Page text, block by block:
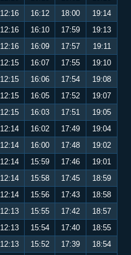
12:16 16:12 18:00
19:14
12:16 16:10 17:59
19:13
12:16 16:09 17:57
19:11
12:15 16:07 17:55
19:10
12:15 16:06 17:54
19:08
12:15 16:05 17:52
19:07
12:15 16:03 17:51
19:05
12:14 16:02 17:49
19:04
12:14 16:00 17:48
19:02
12:14 15:59 17:46
19:01
12:14 15:58 17:45
18:59
12:14 15:56 17:43
18:58
12:13 15:55 17:42
18:57
12:13 15:54 17:40
18:55
12:13 15:52 17:39
18:54